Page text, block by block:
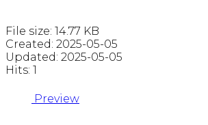
File size: 14.77 KB
Created: 2025-05-05
Updated: 2025-05-05
Hits: 1
Preview